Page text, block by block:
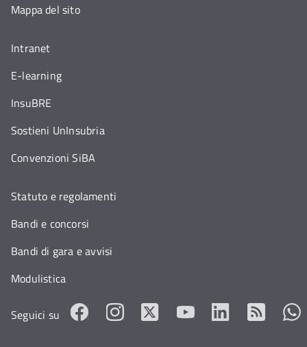
Mappa del sito
Intranet
E-learning
InsuBRE
Sostieni UnInsubria
Convenzioni SiBA
Statuto e regolamenti
Bandi e concorsi
Bandi di gara e avvisi
Modulistica
Seguici su